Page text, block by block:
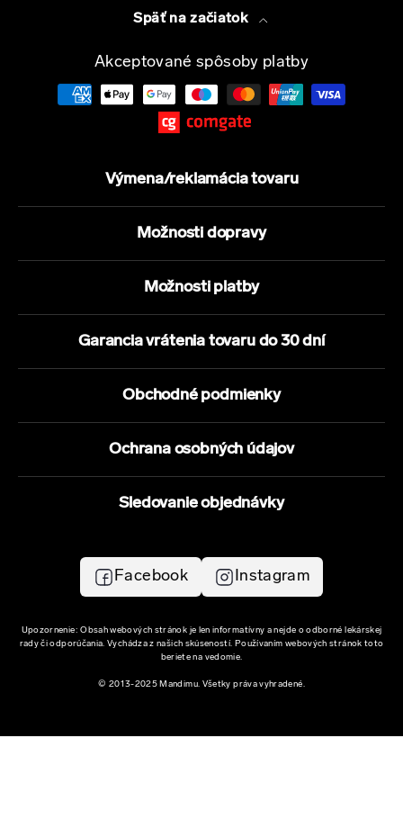
Späť na začiatok
Akceptované spôsoby platby
Výmena/reklamácia tovaru
Možnosti dopravy
Možnosti platby
Garancia vrátenia tovaru do 30 dní
Obchodné podmienky
Ochrana osobných údajov
Sledovanie objednávky
Facebook Instagram
Upozornenie: Obsah webových stránok je len informatívny a nejde o odborné lekárskej
rady či odporúčania. Vychádza z našich skúseností. Používaním webových stránok toto
beriete na vedomie.
© 2013-2025 Mandimu. Všetky práva vyhradené.